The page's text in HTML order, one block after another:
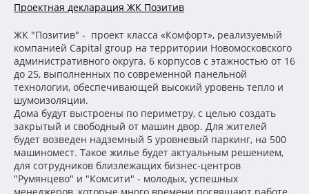
Проектная декларация ЖК Позитив
ЖК "Позитив" - проект класса «Комфорт», реализуемый
компанией Capital group на территории Новомосковского
административного округа. 6 корпусов с этажностью от 16
до 25, выполненных по современной панельной
технологии, обеспечивающей высокий уровень тепло и
шумоизоляции.
Дома будут выстроены по периметру, с целью создать
закрытый и свободный от машин двор. Для жителей
будет возведен надземный 5 уровневый паркинг, на 500
машиномест. Такое жилье будет актуальным решением,
для сотрудников близлежащих бизнес-центров
"Румянцево" и "Комсити" - молодых, успешных